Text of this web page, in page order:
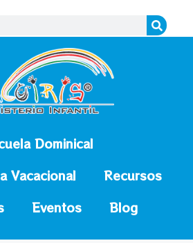
Dominical
Vacacional
Recursos
Eventos Blog